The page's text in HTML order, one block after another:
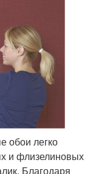
обои легко
и флизелиновых
Благодаря